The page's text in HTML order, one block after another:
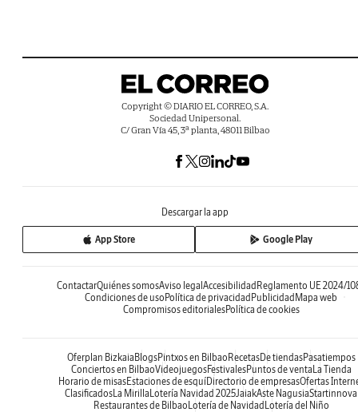
Copyright © DIARIO EL CORREO, S.A.
Sociedad Unipersonal.
C/ Gran Vía 45, 3ª planta, 48011 Bilbao
Descargar la app
App Store Google Play
ContactarQuiénes somosAviso legal Accesibilidad Reglamento UE 2024/
Condiciones de uso Política de privacidad Publicidad Mapa web
Compromisos editorialesPolítica de cookies
Oferplan Bizkaia BlogsPintxos en Bilbao RecetasDe tiendasPasatiempos
Conciertos en BilbaoVideojuegosFestivalesPuntos de venta La Tienda
Horario de misasEstaciones de esquíDirectorio de empresasOfertas
Clasificados La Mirilla Lotería Navidad 2025JaiakAste NagusiaStartinnova
Restaurantes de Bilbao Lotería de Navidad Lotería del Niño